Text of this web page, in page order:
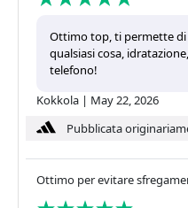
Ottimo top, ti permette
qualsiasi cosa,
telefono!
Kokkola | May 22, 2026
Pubblicata
Ottimo per evitare